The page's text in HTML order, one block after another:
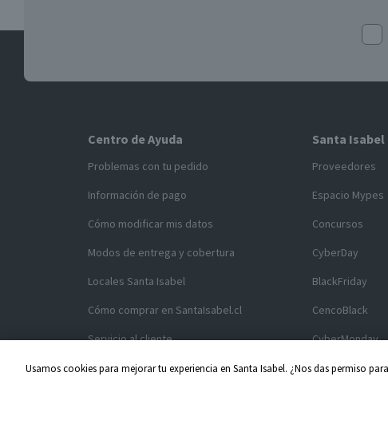
Centro de Ayuda
Problemas con tu pedido
Información de pago
Cómo modificar mis datos
Modos de entrega y cobertura
Locales Santa Isabel
Cómo comprar en SantaIsabel.cl
Servicio al cliente
Santa Isabel
Proveedores
Espacio Mypes
Concursos
CyberDay
BlackFriday
CencoBlack
CyberMonday
Acuerdos
Usamos cookies para mejorar tu experiencia en Santa Isabel. ¿Nos das permiso